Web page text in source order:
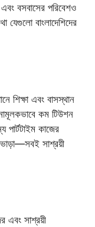
বসবাসের পরিবেশও
বাংলাদেশিদের
শিক্ষা এবং বাসস্থান
কম টিউশন
কাজের
সাশ্রয়ী
এবং সাশ্রয়ী